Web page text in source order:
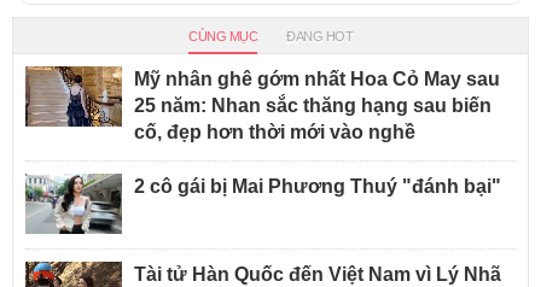
CÙNG MỤC ĐANG HOT
Mỹ nhân ghê gớm nhất Hoa Cỏ May sau
25 năm: Nhan sắc thăng hạng sau biến
cố, đẹp hơn thời mới vào nghề
2 cô gái bị Mai Phương Thuý "đánh bại"
Tài tử Hàn Quốc đến Việt Nam vì Lý Nhã